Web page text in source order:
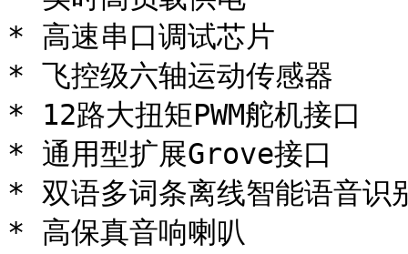
* 高速串口调试芯片
* 飞控级六轴运动传感器
* 12路大扭矩PWM舵机接口
* 通用型扩展Grove接口
* 双语多词条离线智能语音识
* 高保真音响喇叭